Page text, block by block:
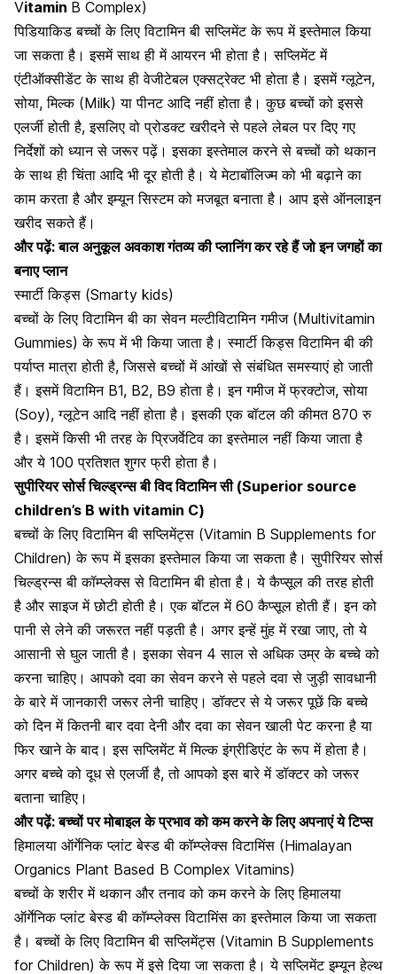
Vitamin B Complex)
पिडियाकिड बच्चों के लिए विटामिन बी सप्लिमेंट के रूप में इस्तेमाल किया
जा सकता है। इसमें साथ ही में आयरन भी होता है। सप्लिमेंट में
एंटीऑक्सीडेंट के साथ ही वेजीटेबल एक्सट्रेक्ट भी होता है। इसमें ग्लूटेन,
सोया,मिल्क (Milk) या पीनट आदि नहीं होता है। कुछ बच्चों को इससे
एलर्जी होती है, इसलिए वो प्रोडक्ट खरीदने से पहले लेबल पर दिए गए
निर्देशों को ध्यान से जरूर पढ़ें। इसका इस्तेमाल करने से बच्चों को थकान
के साथ हीचिंता आदि भी दूर होती है। ये मेटाबॉलिज्म को भी बढ़ाने का
काम करता है और इम्यून सिस्टम को मजबूत बनाता है। आप इसे ऑनलाइन
खरीद सकते हैं।
और पढ़ें:बाल अनुकूल अवकाश गंतव्य की प्लानिंग कर रहे हैं जो इन जगहों का
बनाए प्लान
स्मार्टी किड्स (Smarty kids)
बच्चों के लिए विटामिन बी का सेवन मल्टीविटामिन गमीज (Multivitamin
Gummies) के रूप में भी किया जाता है। स्मार्टी किड्स विटामिन बी की
पर्याप्त मात्रा होती है, जिससे बच्चों में आंखों से संबंधित समस्याएं हो जाती
हैं। इसमें विटामिन B1, B2, B9 होता है। इन गमीज में फ्रक्टोज,सोया
(Soy), ग्लूटेन आदि नहीं होता है। इसकी एक बॉटल की कीमत 870 रु
है। इसमें किसी भी तरह के प्रिजर्वेटिव का इस्तेमाल नहीं किया जाता है
और ये 100 प्रतिशत शुगर फ्री होता है।
सुपीरियर सोर्स चिल्ड्रन्स बी विद विटामिन सी (Superior source
children’s B with vitamin C)
बच्चों के लिए विटामिन बी सप्लिमेंट्स (Vitamin B Supplements for
Children) के रूप में इसका इस्तेमाल किया जा सकता है। सुपीरियर सोर्स
चिल्ड्रन्स बी कॉम्प्लेक्स से विटामिन बी होता है। ये कैप्सूल की तरह होती
है और साइज में छोटी होती है। एक बॉटल में 60 कैप्सूल होती हैं। इन को
पानी से लेने की जरूरत नहीं पड़ती है। अगर इन्हें मुंह में रखा जाए, तो ये
आसानी से घुल जाती है। इसका सेवन 4 साल से अधिक उम्र के बच्चे को
करना चाहिए। आपको दवा का सेवन करने से पहले दवा से जुड़ी सावधानी
के बारे में जानकारी जरूर लेनी चाहिए। डॉक्टर से ये जरूर पूछें कि बच्चे
को दिन में कितनी बार दवा देनी और दवा का सेवन खाली पेट करना है या
फिर खाने के बाद। इस सप्लिमेंट में मिल्क इंग्रीडिएंट के रूप में होता है।
अगरबच्चे को दूध से एलर्जी है, तो आपको इस बारे में डॉक्टर को जरूर
बताना चाहिए।
और पढ़ें:बच्चों पर मोबाइल के प्रभाव को कम करने के लिए अपनाएं ये टिप्स
हिमालया ऑर्गेनिक प्लांट बेस्ड बी कॉम्प्लेक्स विटामिंस (Himalayan
Organics Plant Based B Complex Vitamins)
बच्चों के शरीर में थकान और तनाव को कम करने के लिए हिमालया
ऑर्गेनिक प्लांट बेस्ड बी कॉम्प्लेक्स विटामिंस का इस्तेमाल किया जा सकता
है। बच्चों के लिए विटामिन बी सप्लिमेंट्स (Vitamin B Supplements
for Children) के रूप में इसे दिया जा सकता है। ये सप्लिमेंटइम्यून हेल्थ